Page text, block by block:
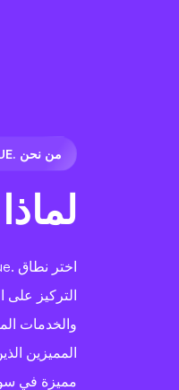
من نحن .BOUTIQUE
التركيز على
والخدمات
المميزين
مميزة في